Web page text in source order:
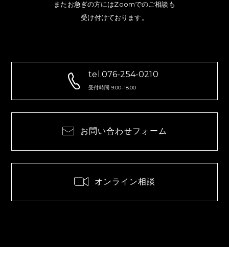
またお急ぎの方にはZoomでのご相談も
受け付けております。
tel.076-254-0210
受付時間 9:00-18:00
お問い合わせフォーム
オンライン相談